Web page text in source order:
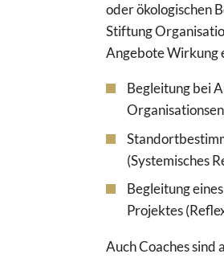
oder ökologischen
Stiftung
Angebote Wirkung
Begleitung bei
(Systemisches
Begleitung
Projektes
Auch Coaches